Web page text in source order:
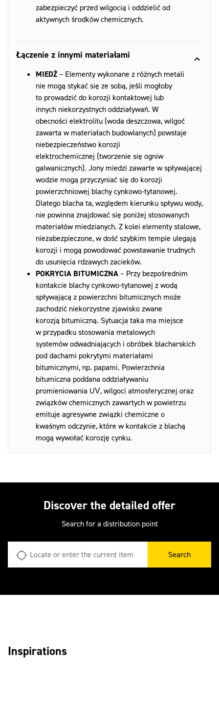
zabezpieczyć przed wilgocią i oddzielić od
aktywnych środków chemicznych.
Łączenie z innymi materiałami
MIEDŹ – Elementy wykonane z różnych metali
nie mogą stykać się ze sobą, jeśli mogłoby
to prowadzić do korozji kontaktowej lub
innych niekorzystnych oddziaływań. W
obecności elektrolitu (woda deszczowa, wilgoć
zawarta w materiałach budowlanych) powstaje
niebezpieczeństwo korozji
elektrochemicznej (tworzenie się ogniw
galwanicznych). Jony miedzi zawarte w spływającej
wodzie mogą przyczyniać się do korozji
powierzchniowej blachy cynkowo-tytanowej.
Dlatego blacha ta, względem kierunku spływu wody,
nie powinna znajdować się poniżej stosowanych
materiałów miedzianych. Z kolei elementy stalowe,
niezabezpieczone, w dość szybkim tempie ulegają
korozji i mogą powodować powstawanie trudnych
do usunięcia rdzawych zacieków.
POKRYCIA BITUMICZNA – Przy bezpośrednim
kontakcie blachy cynkowo-tytanowej z wodą
spływającą z powierzchni bitumicznych może
zachodzić niekorzystne zjawisko zwane
korozją bitumiczną. Sytuacja taka ma miejsce
w przypadku stosowania metalowych
systemów odwadniających i obróbek blacharskich
pod dachami pokrytymi materiałami
bitumicznymi, np. papami. Powierzchnia
bitumiczna poddana oddziaływaniu
promieniowania UV, wilgoci atmosferycznej oraz
związków chemicznych zawartych w powietrzu
emituje agresywne związki chemiczne o
kwaśnym odczynie, które w kontakcie z blachą
mogą wywołać korozję cynku.
Discover the detailed offer
Search for a distribution point
Search
Inspirations